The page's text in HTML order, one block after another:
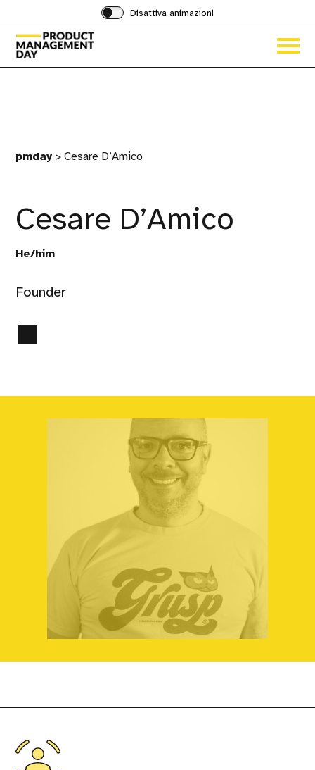
Disattiva animazioni
Accedi
menu
pmday >Cesare D’Amico
Cesare D’Amico
He/him
Founder